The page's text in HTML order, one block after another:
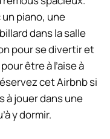
piano, une
dans la salle
pour se divertir et
être à l’aise à
cet Airbnb si
à jouer dans une
y dormir.